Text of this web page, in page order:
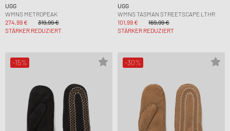
UGG
WMNS METROPEAK
274,99 €
319,99 €
STÄRKER REDUZIERT
UGG
WMNS TASMAN STREETSCAPE LTHR
101,99 €
169,99 €
STÄRKER REDUZIERT
-15% -30%